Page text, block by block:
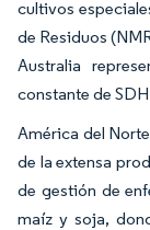
cultivos
de Residuos
Australia
constante de
América del
de la extensa
de gestión de
maíz y soja,